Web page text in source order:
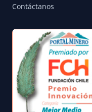
Contáctanos